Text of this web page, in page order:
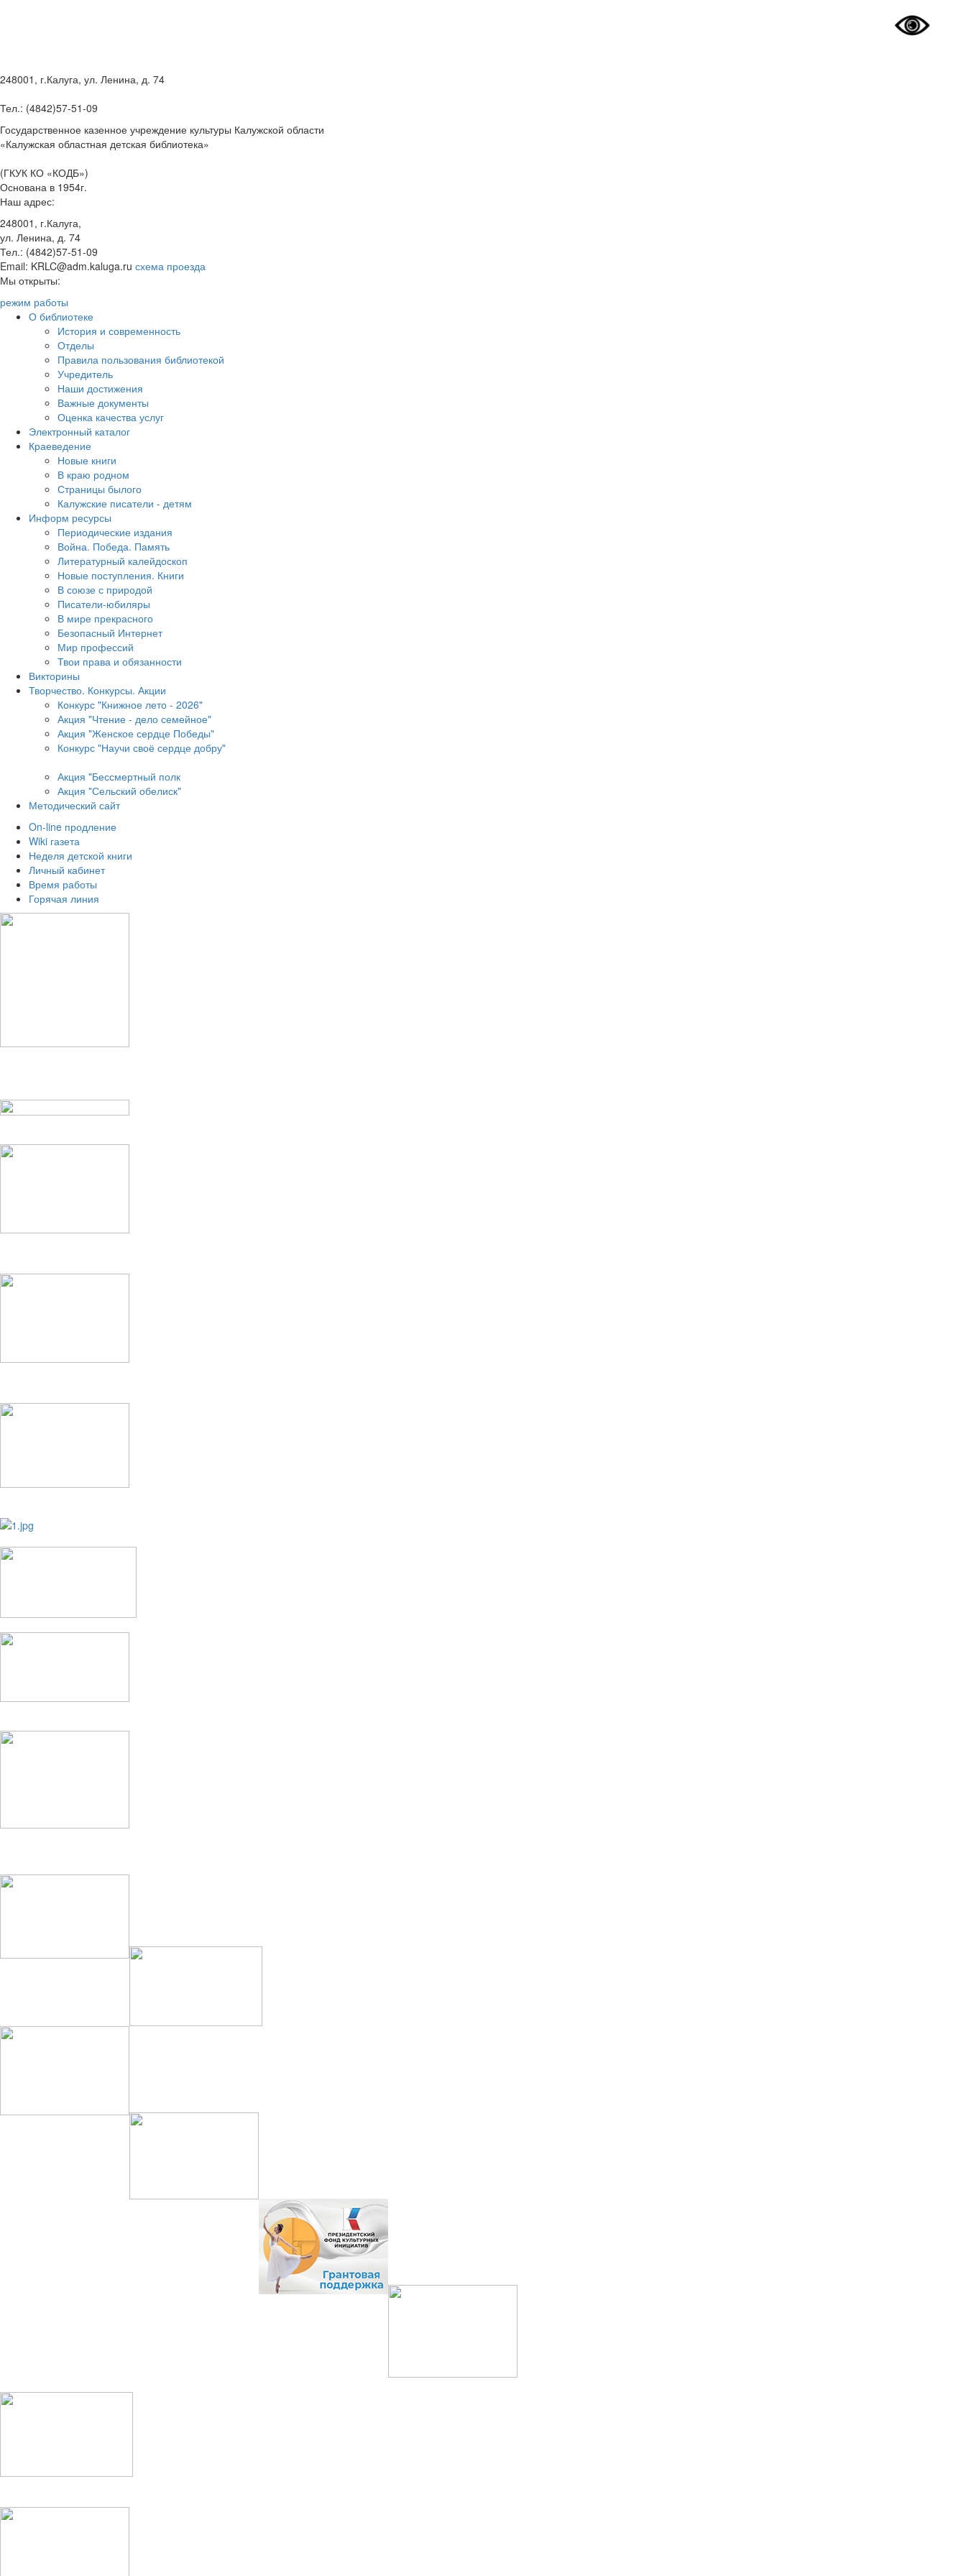
248001, г.Калуга, ул. Ленина, д. 74
Тел.: (4842)57-51-09
Государственное казенное учреждение культуры Калужской области
«Калужская областная детская библиотека»
(ГКУК КО «КОДБ»)
Основана в 1954г.
Наш адрес:
248001, г.Калуга,
ул. Ленина, д. 74
Тел.: (4842)57-51-09
Email: KRLC@adm.kaluga.ru схема проезда
Мы открыты:
режим работы
О библиотеке
История и современность
Отделы
Правила пользования библиотекой
Учредитель
Наши достижения
Важные документы
Оценка качества услуг
Электронный каталог
Краеведение
Новые книги
В краю родном
Страницы былого
Калужские писатели - детям
Информ ресурсы
Периодические издания
Война. Победа. Память
Литературный калейдоскоп
Новые поступления. Книги
В союзе с природой
Писатели-юбиляры
В мире прекрасного
Безопасный Интернет
Мир профессий
Твои права и обязанности
Викторины
Творчество. Конкурсы. Акции
Конкурс "Книжное лето - 2026"
Акция "Чтение - дело семейное"
Акция "Женское сердце Победы"
Конкурс "Научи своё сердце добру"
Акция "Бессмертный полк
Акция "Сельский обелиск"
Методический сайт
On-line продление
Wiki газета
Неделя детской книги
Личный кабинет
Время работы
Горячая линия